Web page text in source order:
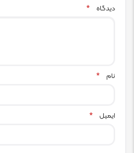
دیدگاه
*
نام *
ایمیل *